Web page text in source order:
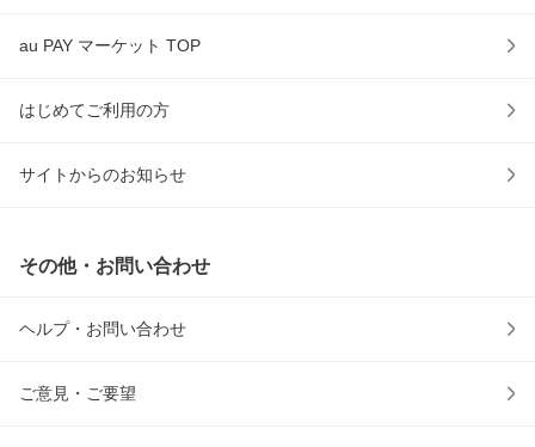
au PAY マーケット TOP
はじめてご利用の方
サイトからのお知らせ
その他・お問い合わせ
ヘルプ・お問い合わせ
ご意見・ご要望